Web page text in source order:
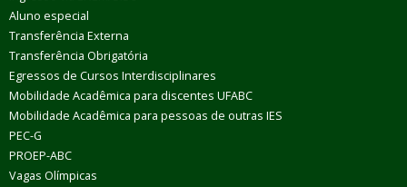
Aluno especial
Transferência Externa
Transferência Obrigatória
Egressos de Cursos Interdisciplinares
Mobilidade Acadêmica para discentes UFABC
Mobilidade Acadêmica para pessoas de outras IES
PEC-G
PROEP-ABC
Vagas Olímpicas